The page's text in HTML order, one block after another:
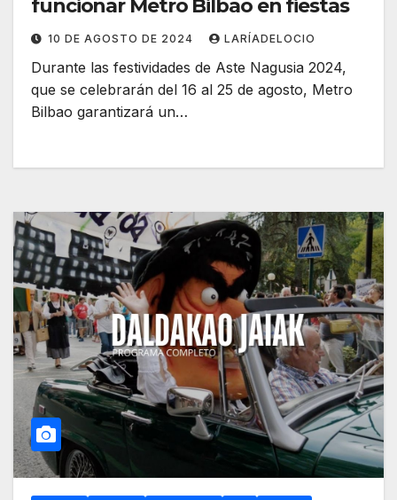
funcionar Metro Bilbao en fiestas
10 DE AGOSTO DE 2024 LARÍADELOCIO
Durante las festividades de Aste Nagusia 2024,
que se celebrarán del 16 al 25 de agosto, Metro
Bilbao garantizará un…